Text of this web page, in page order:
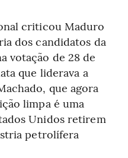
criticou Maduro
dos candidatos da
votação de 28 de
que liderava a
que agora
limpa é uma
Unidos retirem
petrolífera